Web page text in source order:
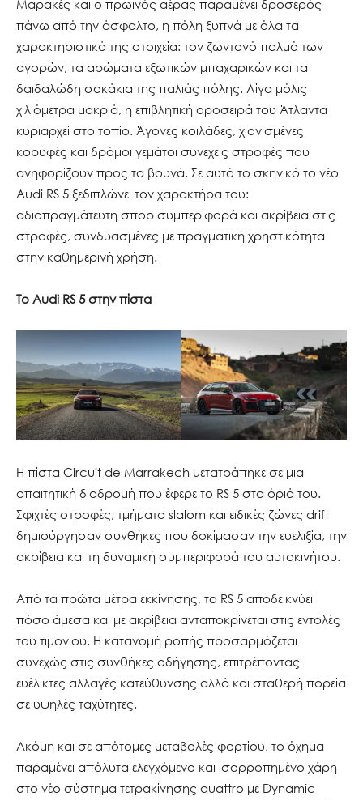
Μαρακές και ο πρωινός αέρας παραμένει δροσερός
πάνω από την άσφαλτο, η πόλη ξυπνά με όλα τα
χαρακτηριστικά της στοιχεία: τον ζωντανό παλμό των
αγορών, τα αρώματα εξωτικών μπαχαρικών και τα
δαιδαλώδη σοκάκια της παλιάς πόλης. Λίγα μόλις
χιλιόμετρα μακριά, η επιβλητική οροσειρά του Άτλαντα
κυριαρχεί στο τοπίο. Άγονες κοιλάδες, χιονισμένες
κορυφές και δρόμοι γεμάτοι συνεχείς στροφές που
ανηφορίζουν προς τα βουνά. Σε αυτό το σκηνικό το νέο
Audi RS 5 ξεδιπλώνει τον χαρακτήρα του:
αδιαπραγμάτευτη σπορ συμπεριφορά και ακρίβεια στις
στροφές, συνδυασμένες με πραγματική χρηστικότητα
στην καθημερινή χρήση.
Το Audi RS 5 στην πίστα
Η πίστα Circuit de Marrakech μετατράπηκε σε μια
απαιτητική διαδρομή που έφερε το RS 5 στα όριά του.
Σφιχτές στροφές, τμήματα slalom και ειδικές ζώνες drift
δημιούργησαν συνθήκες που δοκίμασαν την ευελιξία, την
ακρίβεια και τη δυναμική συμπεριφορά του αυτοκινήτου.
Από τα πρώτα μέτρα εκκίνησης, το RS 5 αποδεικνύει
πόσο άμεσα και με ακρίβεια ανταποκρίνεται στις εντολές
του τιμονιού. Η κατανομή ροπής προσαρμόζεται
συνεχώς στις συνθήκες οδήγησης, επιτρέποντας
ευέλικτες αλλαγές κατεύθυνσης αλλά και σταθερή πορεία
σε υψηλές ταχύτητες.
Ακόμη και σε απότομες μεταβολές φορτίου, το όχημα
παραμένει απόλυτα ελεγχόμενο και ισορροπημένο χάρη
στο νέο σύστημα τετρακίνησης quattro με Dynamic